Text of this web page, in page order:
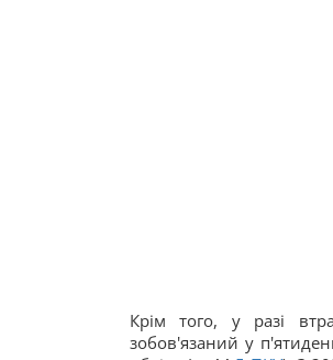
Крім того, у разі
зобов'язаний у